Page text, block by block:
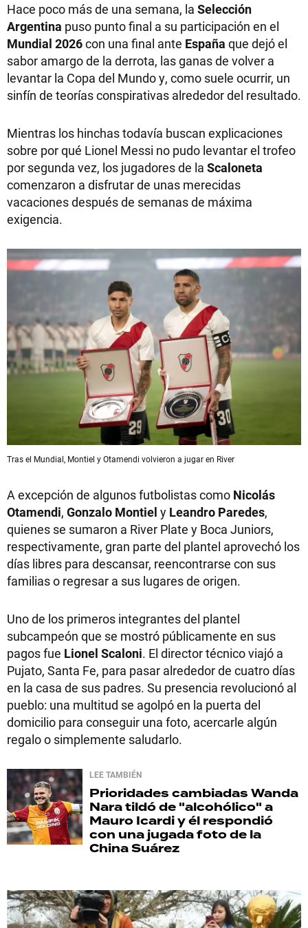
Hace poco más de una semana, la Selección
Argentina puso punto final a su participación en el
Mundial 2026con una final ante España que dejó el
sabor amargo de la derrota, las ganas de volver a
levantar la Copa del Mundo y, como suele ocurrir, un
sinfín de teorías conspirativas alrededor del resultado.
Mientras los hinchas todavía buscan explicaciones
sobre por qué Lionel Messi no pudo levantar el trofeo
por segunda vez, los jugadores de la Scaloneta
comenzaron a disfrutar de unas merecidas
vacaciones después de semanas de máxima
exigencia.
Tras el Mundial, Montiel y Otamendi volvieron a jugar en River
A excepción de algunos futbolistas como Nicolás
Otamendi, Gonzalo Montiel y Leandro Paredes,
quienes se sumaron a River Plate y Boca Juniors,
respectivamente, gran parte del plantel aprovechó los
días libres para descansar, reencontrarse con sus
familias o regresar a sus lugares de origen.
Uno de los primeros integrantes del plantel
subcampeón que se mostró públicamente en sus
pagos fue Lionel Scaloni. El director técnico viajó a
Pujato, Santa Fe, para pasar alrededor de cuatro días
en la casa de sus padres. Su presencia revolucionó al
pueblo: una multitud se agolpó en la puerta del
domicilio para conseguir una foto, acercarle algún
regalo o simplemente saludarlo.
LEE TAMBIÉN
Prioridades cambiadas Wanda
Nara tildó de "alcohólico" a
Mauro Icardi y él respondió
con una jugada foto de la
China Suárez